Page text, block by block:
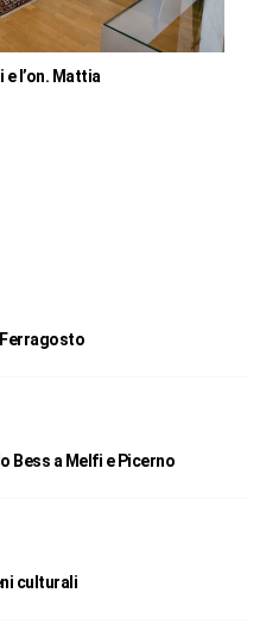
l’on. Mattia
Bess a Melfi e Picerno
culturali